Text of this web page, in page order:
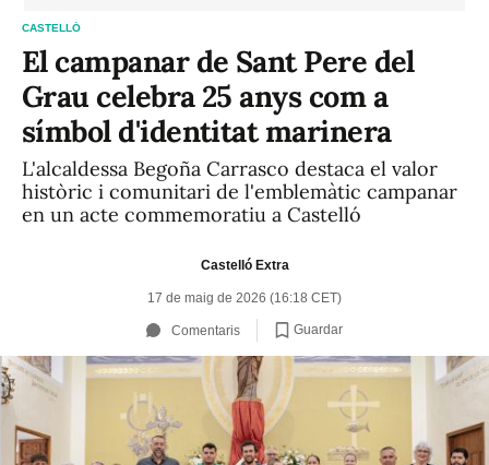
CASTELLÓ
El campanar de Sant Pere del
Grau celebra 25 anys com a
símbol d'identitat marinera
L'alcaldessa Begoña Carrasco destaca el valor
històric i comunitari de l'emblemàtic campanar
en un acte commemoratiu a Castelló
Castelló Extra
17 de maig de 2026 (16:18 CET)
Comentaris Guardar